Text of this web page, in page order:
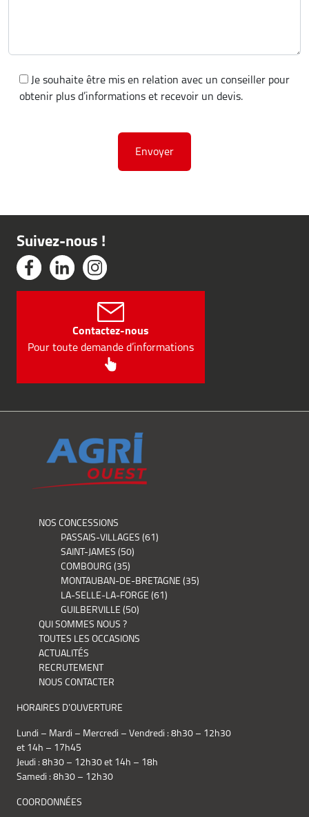
Je souhaite être mis en relation avec un conseiller pour
obtenir plus d’informations et recevoir un devis.
Suivez-nous !
Contactez-nous
Pour toute demande d’informations
NOS CONCESSIONS
PASSAIS-VILLAGES (61)
SAINT-JAMES (50)
COMBOURG (35)
MONTAUBAN-DE-BRETAGNE (35)
LA-SELLE-LA-FORGE (61)
GUILBERVILLE (50)
QUI SOMMES NOUS ?
TOUTES LES OCCASIONS
ACTUALITÉS
RECRUTEMENT
NOUS CONTACTER
HORAIRES D’OUVERTURE
Lundi – Mardi – Mercredi – Vendredi : 8h30 – 12h30
et 14h – 17h45
Jeudi : 8h30 – 12h30 et 14h – 18h
Samedi : 8h30 – 12h30
COORDONNÉES